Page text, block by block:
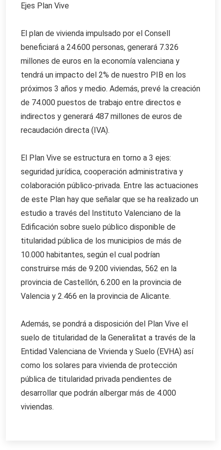
Ejes Plan Vive
El plan de vivienda impulsado por el Consell
beneficiará a 24.600 personas, generará 7.326
millones de euros en la economía valenciana y
tendrá un impacto del 2% de nuestro PIB en los
próximos 3 años y medio. Además, prevé la creación
de 74.000 puestos de trabajo entre directos e
indirectos y generará 487 millones de euros de
recaudación directa (IVA).
El Plan Vive se estructura en torno a 3 ejes:
seguridad jurídica, cooperación administrativa y
colaboración público-privada. Entre las actuaciones
de este Plan hay que señalar que se ha realizado un
estudio a través del Instituto Valenciano de la
Edificación sobre suelo público disponible de
titularidad pública de los municipios de más de
10.000 habitantes, según el cual podrían
construirse más de 9.200 viviendas, 562 en la
provincia de Castellón, 6.200 en la provincia de
Valencia y 2.466 en la provincia de Alicante.
Además, se pondrá a disposición del Plan Vive el
suelo de titularidad de la Generalitat a través de la
Entidad Valenciana de Vivienda y Suelo (EVHA) así
como los solares para vivienda de protección
pública de titularidad privada pendientes de
desarrollar que podrán albergar más de 4.000
viviendas.